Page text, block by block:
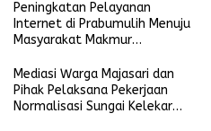
Peningkatan Pelayanan
Internet di Prabumulih Menuju
Masyarakat Makmur
Mediasi Warga Majasari dan
Pihak Pelaksana Pekerjaan
Normalisasi Sungai Kelekar